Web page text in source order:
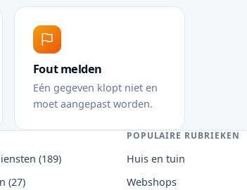
Fout melden
Eén gegeven klopt niet en
moet aangepast worden.
(189)
(27)
POPULAIRE RUBRIEKEN
Huis en tuin
Webshops